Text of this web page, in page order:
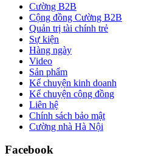
Cường B2B
Cộng đồng Cường B2B
Quản trị tài chính trẻ
Sự kiện
Hàng ngày
Video
Sản phẩm
Kể chuyện kinh doanh
Kể chuyện cộng đồng
Liên hệ
Chính sách bảo mật
Cường nhà Hà Nội
Facebook